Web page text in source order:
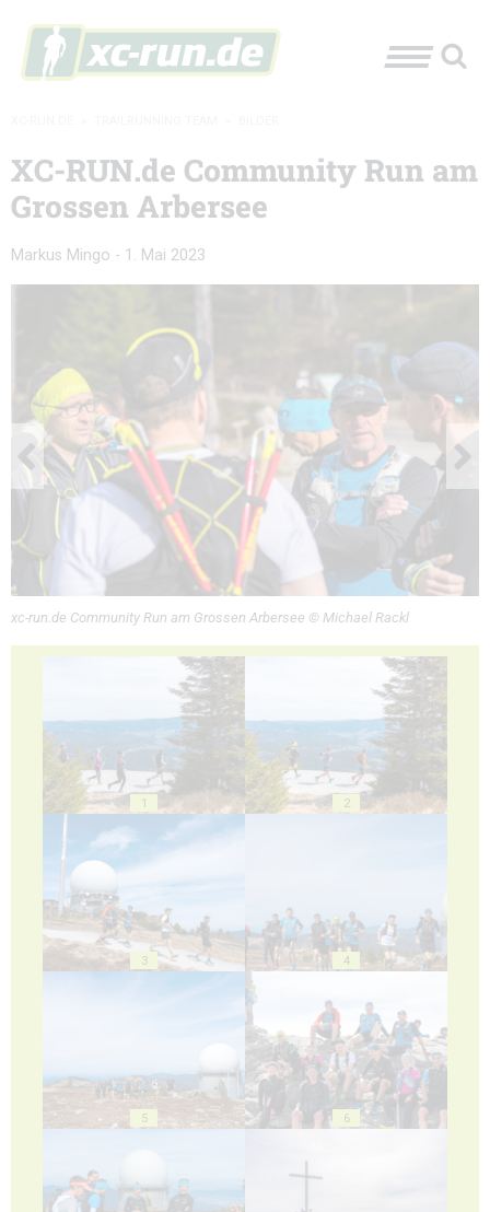
XC-RUN.de Community Run am
Grossen Arbersee
Markus Mingo - 1. Mai 2023
xc-run.de Community Run am Grossen Arbersee © Michael Rackl
1 2
3 4
5 6